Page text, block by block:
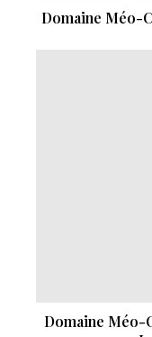
Domaine Méo-
Domaine Méo-